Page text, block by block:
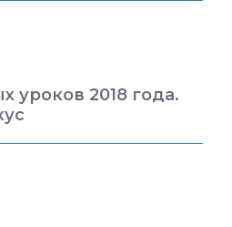
уроков 2018 года.